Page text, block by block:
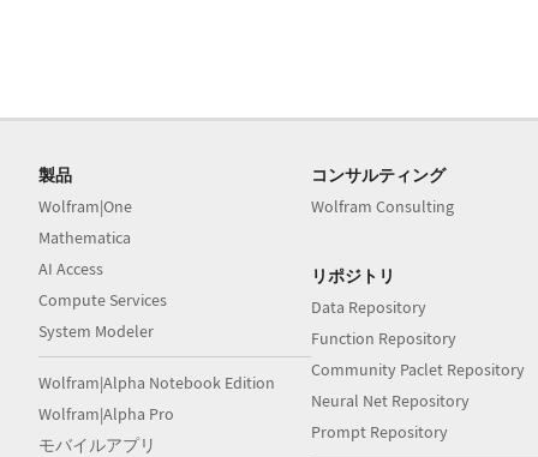
製品
Wolfram|One
Mathematica
AI Access
Compute Services
System Modeler
Wolfram|Alpha Notebook Edition
Wolfram|Alpha Pro
モバイルアプリ
コンサルティング
Wolfram Consulting
リポジトリ
Data Repository
Function Repository
Community Paclet Repository
Neural Net Repository
Prompt Repository